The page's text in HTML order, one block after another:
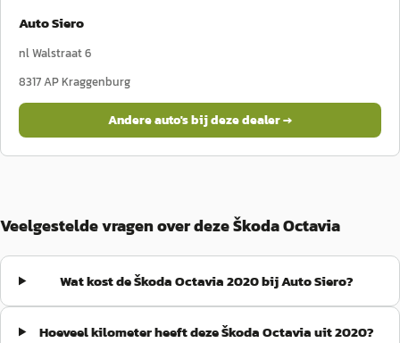
Auto Siero
nl Walstraat 6
8317 APKraggenburg
Andere auto's bij deze dealer →
Veelgestelde vragen over deze Škoda Octavia
Wat kost de Škoda Octavia 2020 bij Auto Siero?
Hoeveel kilometer heeft deze Škoda Octavia uit 2020?